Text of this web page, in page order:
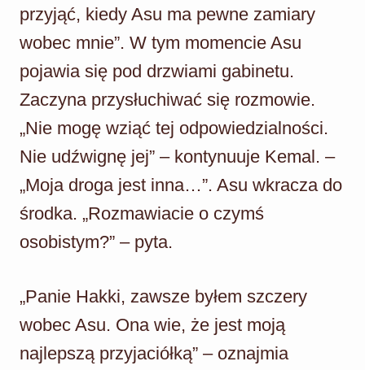
przyjąć, kiedy Asu ma pewne zamiary
wobec mnie”. W tym momencie Asu
pojawia się pod drzwiami gabinetu.
Zaczyna przysłuchiwać się rozmowie.
„Nie mogę wziąć tej odpowiedzialności.
Nie udźwignę jej” – kontynuuje Kemal. –
„Moja droga jest inna…”. Asu wkracza do
środka. „Rozmawiacie o czymś
osobistym?” – pyta.
„Panie Hakki, zawsze byłem szczery
wobec Asu. Ona wie, że jest moją
najlepszą przyjaciółką” – oznajmia